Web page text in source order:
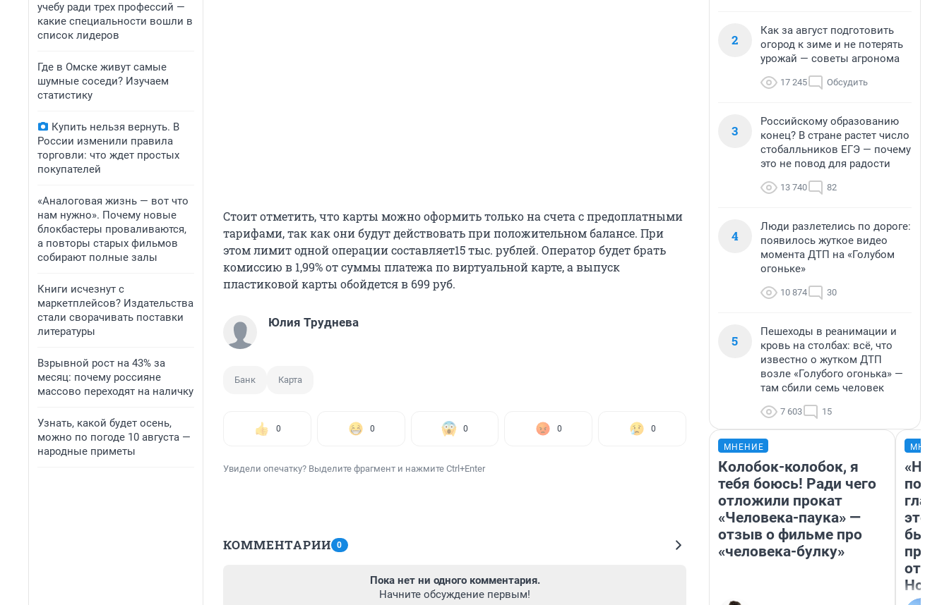
учебу ради трех профессий —
какие специальности вошли в
список лидеров
Где в Омске живут самые
шумные соседи? Изучаем
статистику
Купить нельзя вернуть. В
России изменили правила
торговли: что ждет простых
покупателей
«Аналоговая жизнь — вот что
нам нужно». Почему новые
блокбастеры проваливаются,
а повторы старых фильмов
собирают полные залы
Книги исчезнут с
маркетплейсов? Издательства
стали сворачивать поставки
литературы
Взрывной рост на 43% за
месяц: почему россияне
массово переходят на наличку
Узнать, какой будет осень,
можно по погоде 10 августа —
народные приметы
Стоит отметить, что карты можно оформить только на счета с предоплатными
тарифами, так как они будут действовать при положительном балансе. При
этом лимит одной операции составляет15 тыс. рублей. Оператор будет брать
комиссию в 1,99% от суммы платежа по виртуальной карте, а выпуск
пластиковой карты обойдется в 699 руб.
Юлия Труднева
Банк Карта
0 0 0 0 0
Увидели опечатку? Выделите фрагмент и нажмите Ctrl+Enter
КОММЕНТАРИИ 0
Пока нет ни одного комментария.
Начните обсуждение первым!
2
Как за август подготовить
огород к зиме и не потерять
урожай — советы агронома
17 245 Обсудить
3
Российскому образованию
конец? В стране растет число
стобалльников ЕГЭ — почему
это не повод для радости
13 740 82
4
Люди разлетелись по дороге:
появилось жуткое видео
момента ДТП на «Голубом
огоньке»
10 874 30
5
Пешеходы в реанимации и
кровь на столбах: всё, что
известно о жутком ДТП
возле «Голубого огонька» —
там сбили семь человек
7 603 15
МНЕНИЕ
Колобок-колобок, я
тебя боюсь! Ради чего
отложили прокат
«Человека-паука» —
отзыв о фильме про
«человека-булку»
этого
бьет